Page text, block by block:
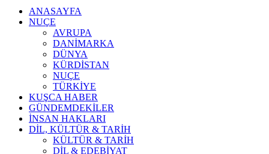
ANASAYFA
NUÇE
AVRUPA
DANİMARKA
DÜNYA
KÜRDİSTAN
NUÇE
TÜRKİYE
KUŞCA HABER
GÜNDEMDEKİLER
İNSAN HAKLARI
DİL, KÜLTÜR & TARİH
KÜLTÜR & TARİH
DİL & EDEBİYAT